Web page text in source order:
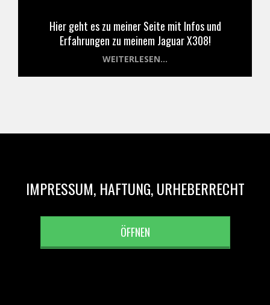
Hier geht es zu meiner Seite mit Infos und
Erfahrungen zu meinem Jaguar X308!
WEITERLESEN...
IMPRESSUM, HAFTUNG, URHEBERRECHT
ÖFFNEN